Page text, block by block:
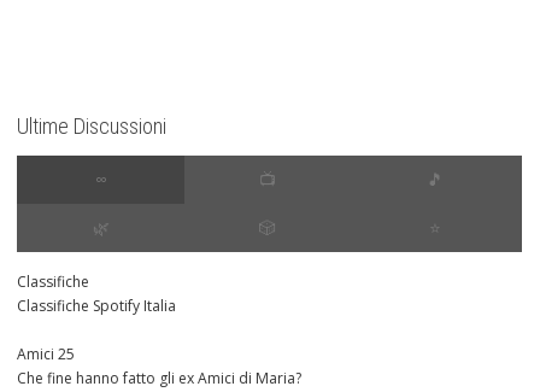
Ultime Discussioni
∞ 📺 🎵
🌿 🎲 ⭐️
Classifiche
Classifiche Spotify Italia
Amici 25
Che fine hanno fatto gli ex Amici di Maria?